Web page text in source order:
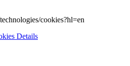
cookies?hl=en
Details